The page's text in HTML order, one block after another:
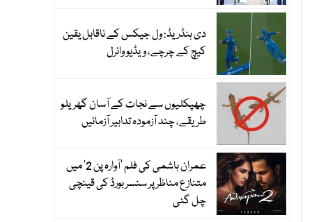
دی ہنڈریڈ: ول جیکس کے ناقابل یقین
کیچ کے چرچے، ویڈیو وائرل
چھپکلیوں سے نجات کے آسان گھریلو
طریقے، چند آزمودہ تدابیر آزمائیں
عمران ہاشمی کی فلم ’آوارہ پن 2‘ میں
متنازع مناظر پر سنسر بورڈ کی قینچی
چل گئی